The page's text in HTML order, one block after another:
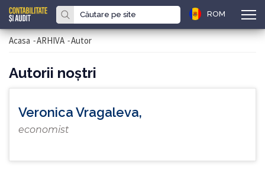
ROM
Acasa -ARHIVA -Autor
Autorii noştri
Veronica Vragaleva,
economist